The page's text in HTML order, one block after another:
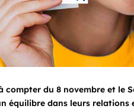
compter du 8 novembre et le
équilibre dans leurs relations